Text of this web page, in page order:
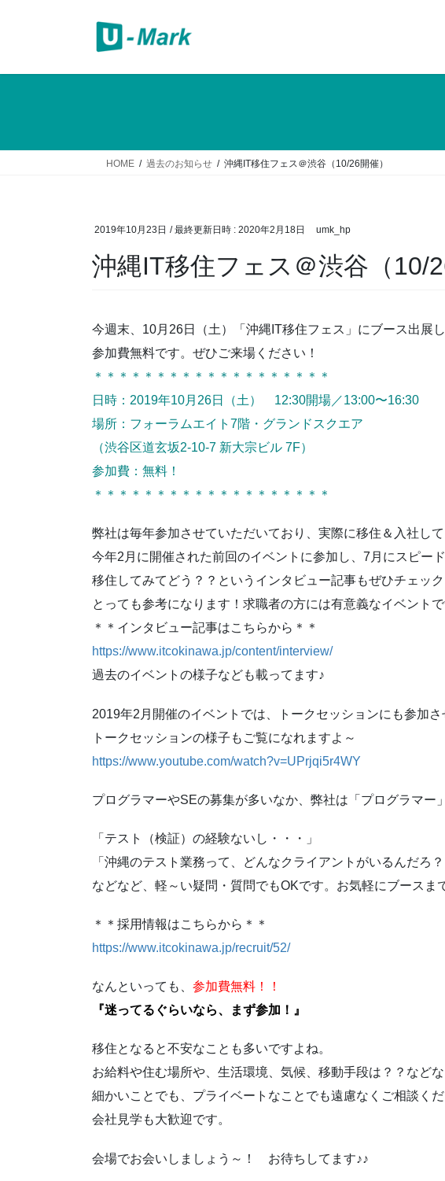
HOME 過去のお知らせ 沖縄IT移住フェス＠渋谷（10/26開催）
2019年10月23日 / 最終更新日時 : 2020年2月18日 umk_hp
沖縄IT移住フェス＠渋谷（10/
今週末、10月26日（土）「沖縄IT移住フェス」にブース出展
参加費無料です。ぜひご来場ください！
＊＊＊＊＊＊＊＊＊＊＊＊＊＊＊＊＊＊＊
日時：2019年10月26日（土） 12:30開場／13:00〜16:30
場所：フォーラムエイト7階・グランドスクエア
（渋谷区道玄坂2-10-7 新大宗ビル 7F）
参加費：無料！
＊＊＊＊＊＊＊＊＊＊＊＊＊＊＊＊＊＊＊
弊社は毎年参加させていただいており、実際に移住＆入社して
今年2月に開催された前回のイベントに参加し、7月にスピー
移住してみてどう？？というインタビュー記事もぜひチェック
とっても参考になります！求職者の方には有意義なイベントで
＊＊インタビュー記事はこちらから＊＊
https://www.itcokinawa.jp/content/interview/
過去のイベントの様子なども載ってます♪
2019年2月開催のイベントでは、トークセッションにも参加さ
トークセッションの様子もご覧になれますよ～
https://www.youtube.com/watch?v=UPrjqi5r4WY
プログラマーやSEの募集が多いなか、弊社は「プログラマー
「テスト（検証）の経験ないし・・・」
「沖縄のテスト業務って、どんなクライアントがいるんだろ？
などなど、軽～い疑問・質問でもOKです。お気軽にブースま
＊＊採用情報はこちらから＊＊
https://www.itcokinawa.jp/recruit/52/
なんといっても、 参加費無料！！
『迷ってるぐらいなら、まず参加！』
移住となると不安なことも多いですよね。
お給料や住む場所や、生活環境、気候、移動手段は？？などな
細かいことでも、プライベートなことでも遠慮なくご相談く
会社見学も大歓迎です。
会場でお会いしましょう～！ お待ちしてます♪♪